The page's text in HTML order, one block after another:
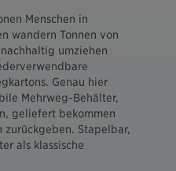
Menschen in
wandern Tonnen von
umziehen
Genau hier
Mehrweg-Behälter,
geliefert bekommen
zurückgeben. Stapelbar,
als klassische